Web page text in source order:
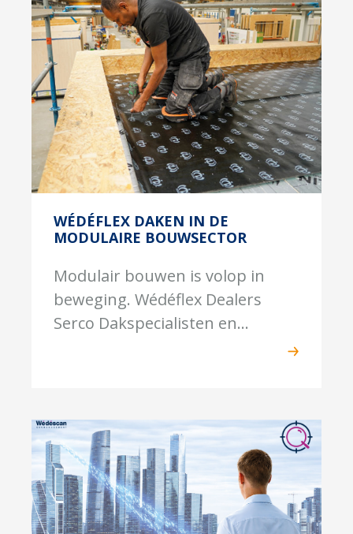
WÉDÉFLEX DAKEN IN DE
MODULAIRE BOUWSECTOR
Modulair bouwen is volop in
beweging. Wédéflex Dealers
Serco Dakspecialisten en...